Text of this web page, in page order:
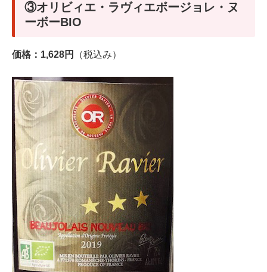
③オリビィエ・ラヴィエボージョレ・ヌ
ーボーBIO
価格：1,628円 （税込み）